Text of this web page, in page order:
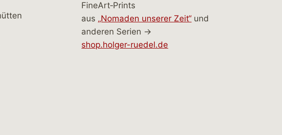
FineArt‑Prints
aus „Nomaden unserer Zeit“ und
anderen Serien →
shop.holger-ruedel.de